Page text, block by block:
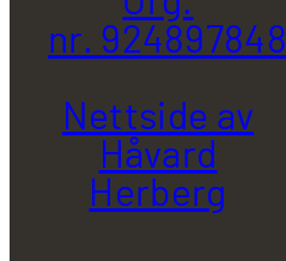
nr. 924897848
Nettside av
Håvard
Herberg